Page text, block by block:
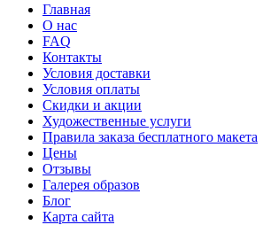
Главная
О нас
FAQ
Контакты
Условия доставки
Условия оплаты
Скидки и акции
Художественные услуги
Правила заказа бесплатного макета
Цены
Отзывы
Галерея образов
Блог
Карта сайта